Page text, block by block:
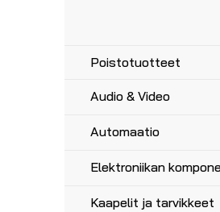
Poistotuotteet
Audio & Video
UHF, VHF, FM
Adapterit
Audioadapterit
AV-Liittimet
Automaatio
Anturikaapelit ja -
Hälytysvalot ja -
Elektroniikan
Kaapelit ja tarvikkeet